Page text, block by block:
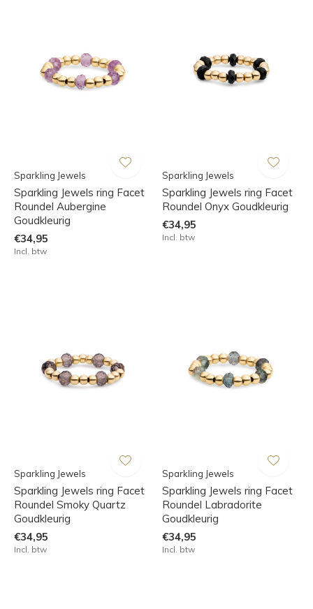
Sparkling Jewels
Sparkling Jewels ring Facet
Roundel Aubergine
Goudkleurig
€34,95
Incl. btw
Sparkling Jewels
Sparkling Jewels ring Facet
Roundel Onyx Goudkleurig
€34,95
Incl. btw
Sparkling Jewels
Sparkling Jewels ring Facet
Roundel Smoky Quartz
Goudkleurig
€34,95
Incl. btw
Sparkling Jewels
Sparkling Jewels ring Facet
Roundel Labradorite
Goudkleurig
€34,95
Incl. btw